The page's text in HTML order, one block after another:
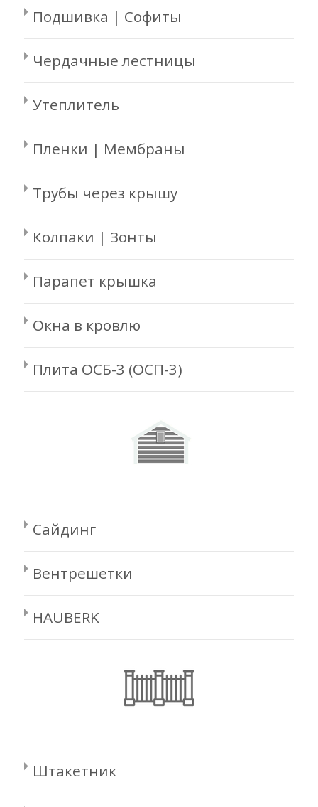
Подшивка | Софиты
Чердачные лестницы
Утеплитель
Пленки | Мембраны
Трубы через крышу
Колпаки | Зонты
Парапет крышка
Окна в кровлю
Плита ОСБ-3 (ОСП-3)
Сайдинг
Вентрешетки
HAUBERK
Штакетник